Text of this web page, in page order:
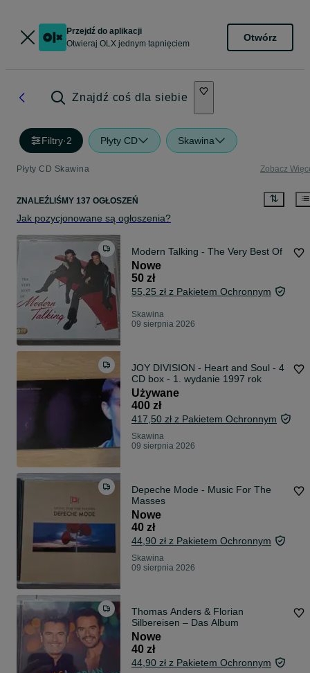
Przejdź do aplikacji
Otwieraj OLX jednym tapnięciem
Otwórz
Znajdź coś dla siebie
Filtry·2 Płyty CD Skawina
Płyty CD Skawina Zobacz
ZNALEŹLIŚMY 137 OGŁOSZEŃ
Jak pozycjonowane są ogłoszenia?
Modern Talking - The Very Best Of
Nowe
50 zł
55,25 zł z Pakietem Ochronnym
Skawina
09 sierpnia 2026
JOY DIVISION - Heart and Soul - 4
CD box - 1. wydanie 1997 rok
Używane
400 zł
417,50 zł z Pakietem Ochronnym
Skawina
09 sierpnia 2026
Depeche Mode - Music For The
Masses
Nowe
40 zł
44,90 zł z Pakietem Ochronnym
Skawina
09 sierpnia 2026
Thomas Anders & Florian
Silbereisen – Das Album
Nowe
40 zł
44,90 zł z Pakietem Ochronnym